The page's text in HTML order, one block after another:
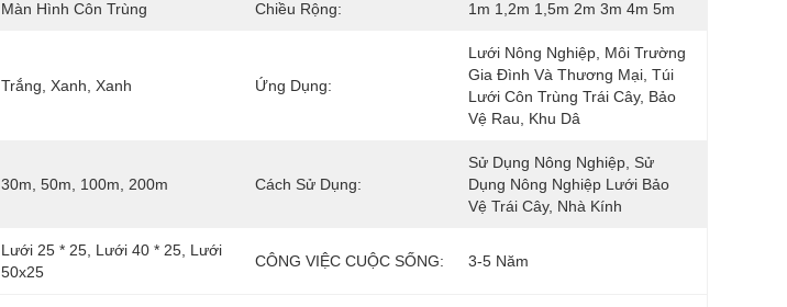
Màn Hình Côn Trùng Chiều Rộng: 1m 1,2m 1,5m 2m 3m 4m 5m
Trắng, Xanh, Xanh Ứng Dụng:
Lưới Nông Nghiệp, Môi Trường
Gia Đình Và Thương Mại, Túi
Lưới Côn Trùng Trái Cây, Bảo
Vệ Rau, Khu Dâ
30m, 50m, 100m, 200m Cách Sử Dụng:
Sử Dụng Nông Nghiệp, Sử
Dụng Nông Nghiệp Lưới Bảo
Vệ Trái Cây, Nhà Kính
Lưới 25 * 25, Lưới 40 * 25, Lưới
50x25
CÔNG VIỆC CUỘC SỐNG: 3-5 Năm